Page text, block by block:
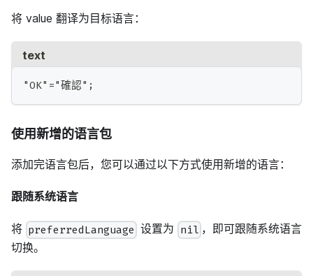
将 value 翻译为目标语言：
text
"OK"="確認";
使用新增的语言包
添加完语言包后，您可以通过以下方式使用新增的语言：
跟随系统语言
将 preferredLanguage 设置为 nil ，即可跟随系统语言
切换。